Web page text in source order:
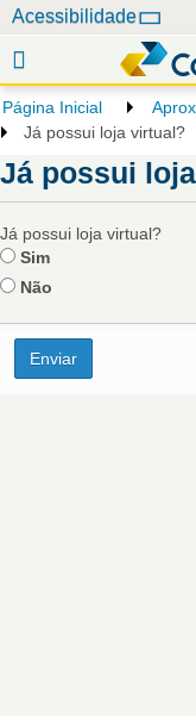
e
g
ç
o
Acessibilidade
Página Inicial
Já possui loja virtual?
Já possui
Já possui loja virtual?
Sim
Não